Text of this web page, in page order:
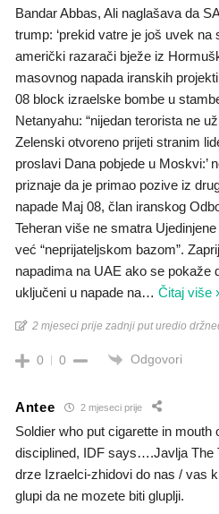
Bandar Abbas, Ali naglašava da
trump: ‘prekid vatre je još uvek na
američki razarači bježe iz
masovnog napada iranskih
08 block izraelske bombe u
Netanyahu: “nijedan terorista ne
Zelenski otvoreno prijeti stranim
proslavi Dana pobjede u Moskvi:’
priznaje da je primao pozive iz
napade Maj 08, član iranskog
Teheran više ne smatra
već “neprijateljskom bazom”.
napadima na UAE ako se pokaže
uključeni u napade na… Čitaj više
2 mjeseci prije zadnji put uredio
0 0 Odgovori
Antee 2 mjeseci prije
Soldier who put cigarette in mouth
disciplined, IDF says….Javlja
drze Izraelci-zhidovi do nas / vas
glupi da ne mozete biti gluplji.